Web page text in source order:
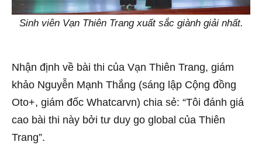
Sinh viên Vạn Thiên Trang xuất sắc giành giải nhất.
Nhận định về bài thi của Vạn Thiên Trang, giám
khảo Nguyễn Mạnh Thắng (sáng lập Cộng đồng
Oto+, giám đốc Whatcarvn) chia sẻ: “Tôi đánh giá
cao bài thi này bởi tư duy go global của Thiên
Trang”.